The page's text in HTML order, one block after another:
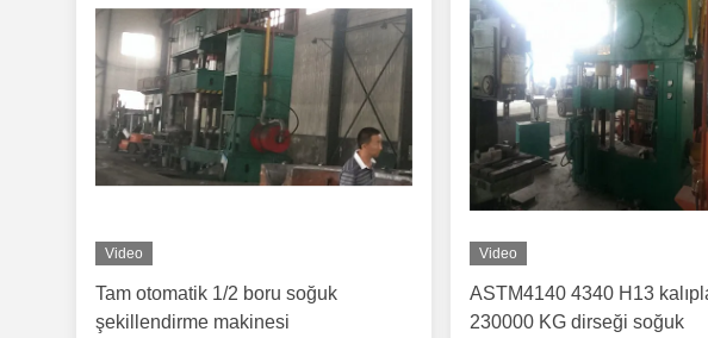
Video
Tam otomatik 1/2 boru soğuk
şekillendirme makinesi
Video
ASTM4140 4340 H13
230000 KG dirseği soğuk